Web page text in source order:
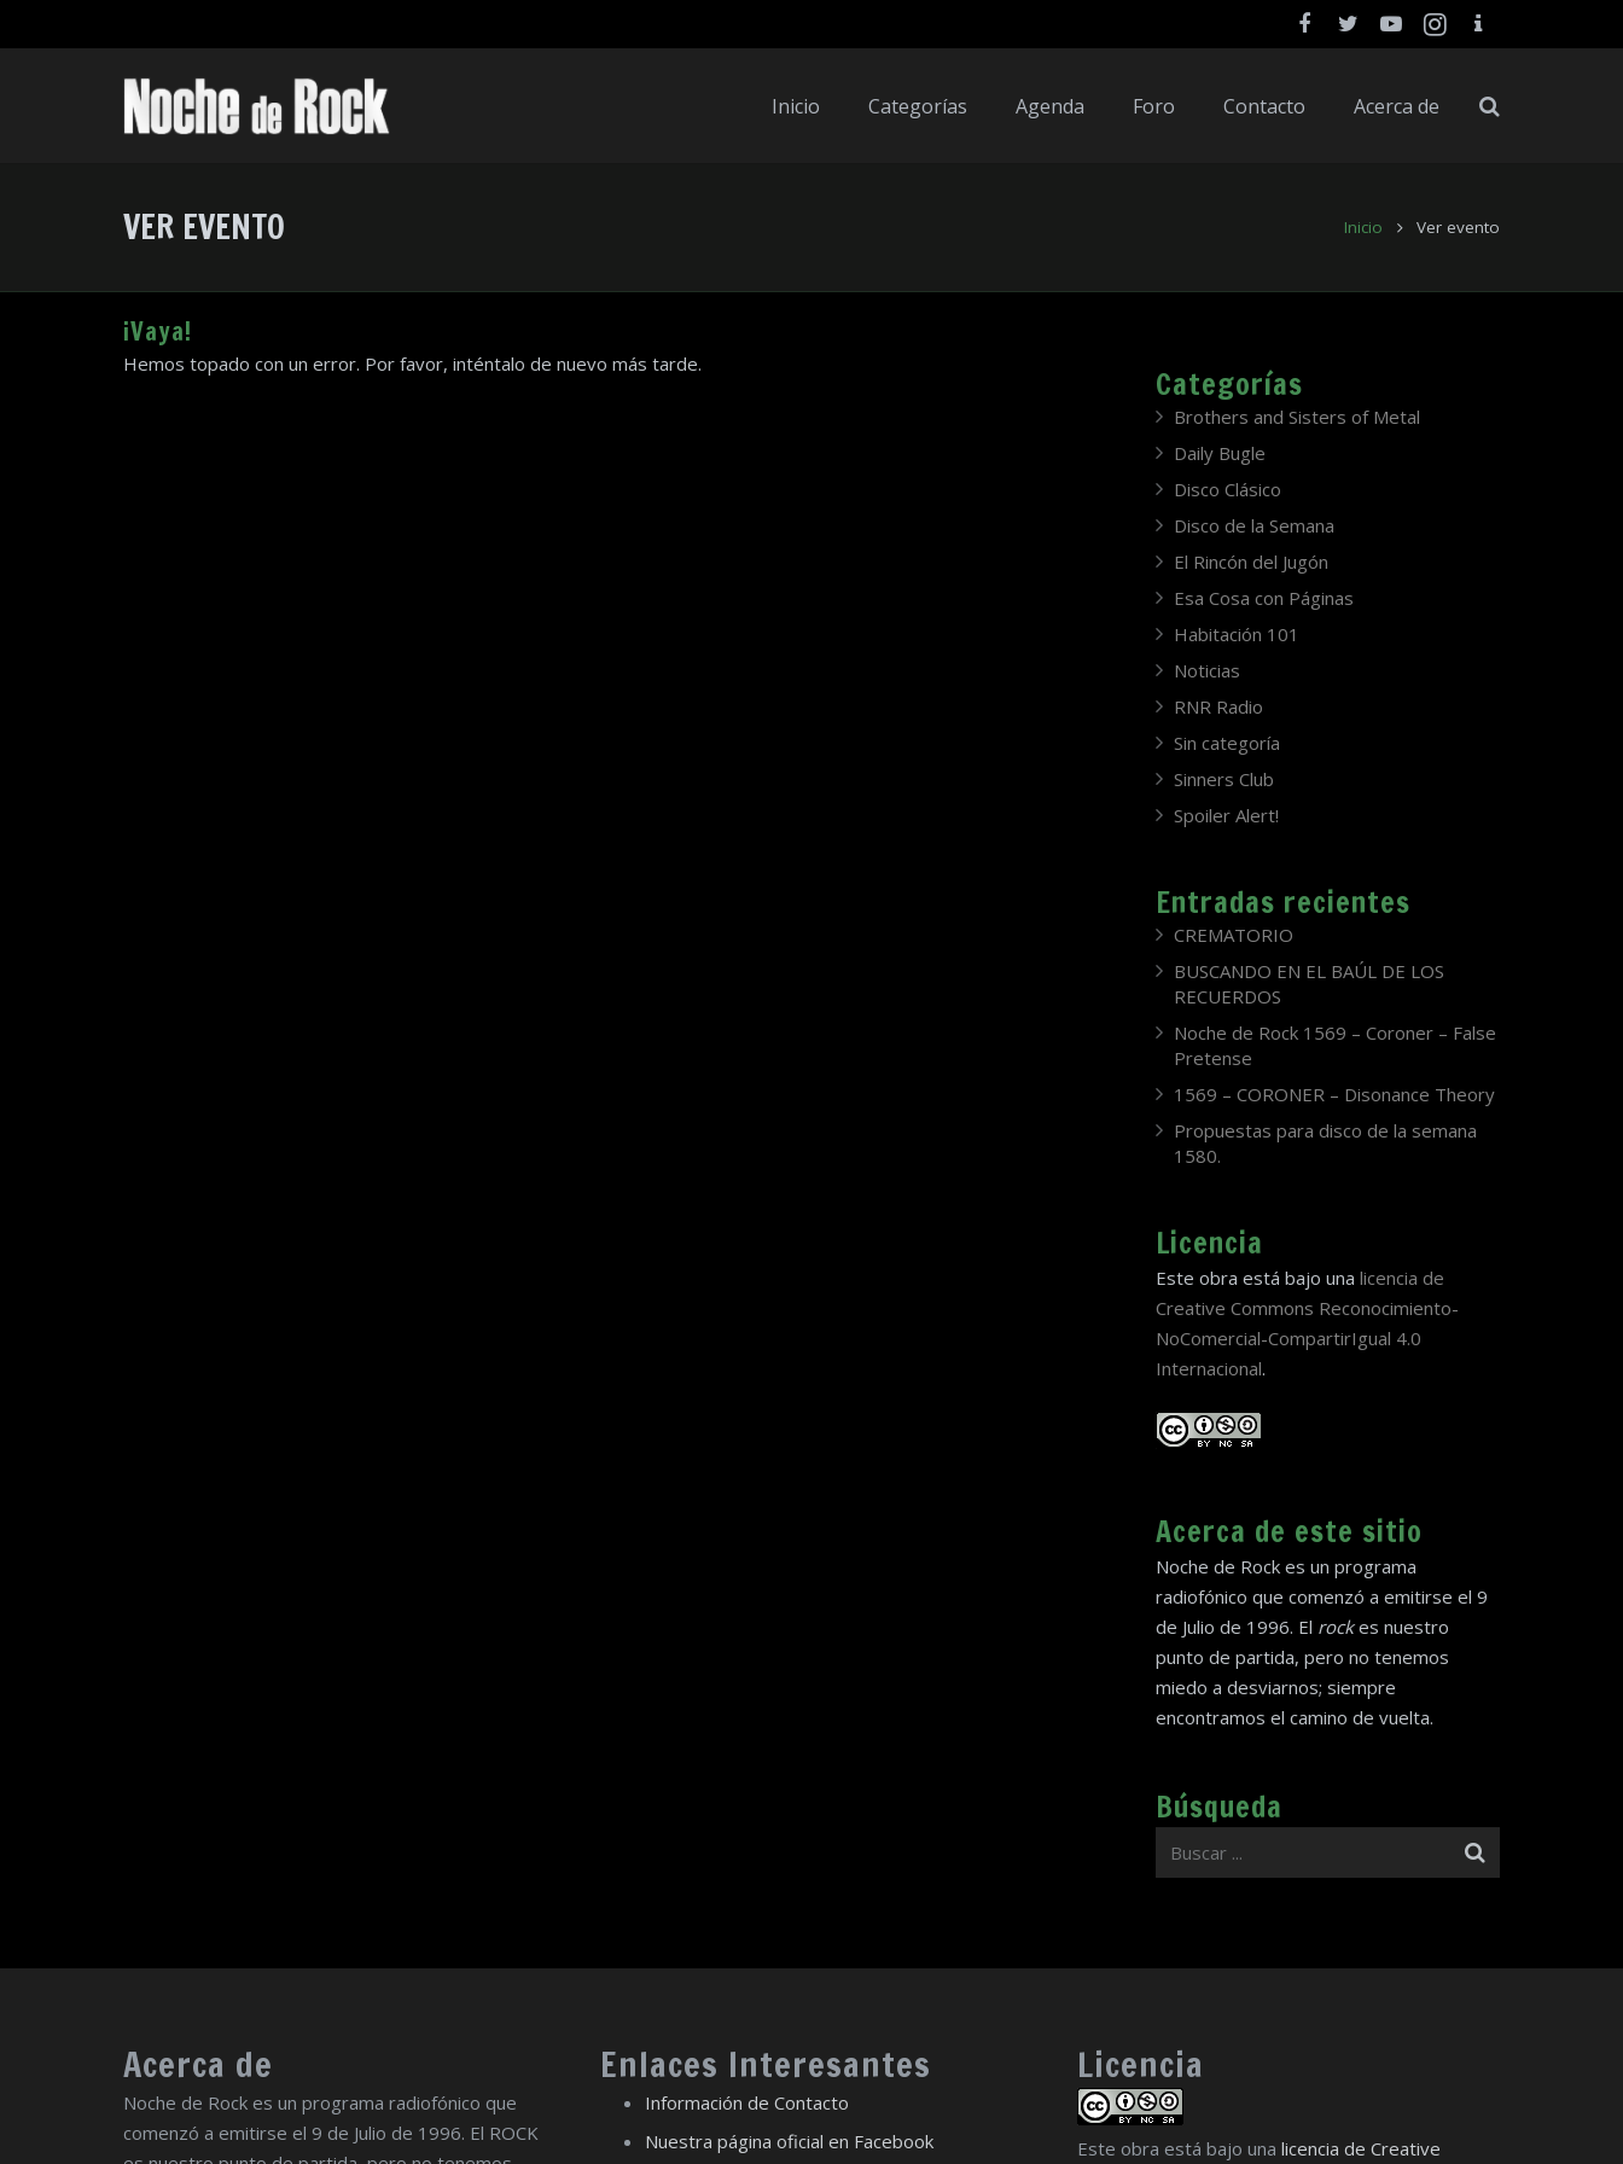
Inicio Categorías Agenda Foro Contacto Acerca de
VER EVENTO Inicio Ver evento
¡Vaya!
Hemos topado con un error. Por favor, inténtalo de nuevo más tarde.
Categorías
Brothers and Sisters of Metal
Daily Bugle
Disco Clásico
Disco de la Semana
El Rincón del Jugón
Esa Cosa con Páginas
Habitación 101
Noticias
RNR Radio
Sin categoría
Sinners Club
Spoiler Alert!
Entradas recientes
CREMATORIO
BUSCANDO EN EL BAÚL DE LOS
RECUERDOS
Noche de Rock 1569 – Coroner – False
Pretense
1569 – CORONER – Disonance Theory
Propuestas para disco de la semana
1580.
Licencia
Este obra está bajo una licencia de
Creative Commons Reconocimiento-
NoComercial-CompartirIgual 4.0
Internacional.
Acerca de este sitio
Noche de Rock es un programa
radiofónico que comenzó a emitirse el 9
de Julio de 1996. El rockes nuestro
punto de partida, pero no tenemos
miedo a desviarnos; siempre
encontramos el camino de vuelta.
Búsqueda
Acerca de
Noche de Rock es un programa radiofónico que
comenzó a emitirse el 9 de Julio de 1996. El ROCK
Enlaces Interesantes
Información de Contacto
Nuestra página oficial en Facebook
Licencia
Este obra está bajo una licencia de Creative